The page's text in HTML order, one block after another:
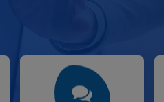
Mai Mult